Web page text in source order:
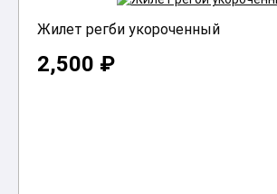
Жилет регби укороченный
2,500 ₽